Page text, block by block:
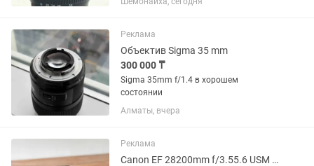
серии L в отличном состоянии. Canon
использовался, с момента покупки 1
год.
Реклама
Объектив Sigma 35 mm
300 000 ₸
Sigma 35mm f/1.4 в хорошем
состоянии
Алматы, вчера
Реклама
Canon EF 28200mm f/3.55.6 USM универсальный зум